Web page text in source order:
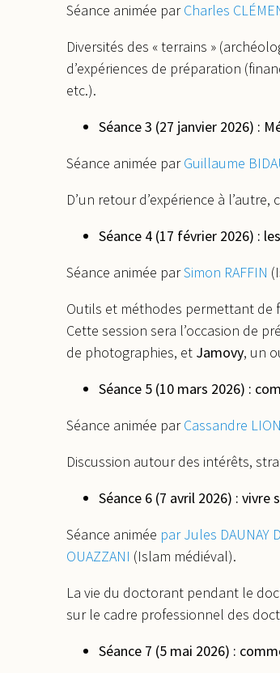
Séance animée parCharles
Diversités des « terrains »
d’expériences de préparation
etc.).
Séance 3 (27 janvier 2026) :
Séance animée parGuillaume
D’un retour d’expérience à
Séance 4 (17 février 2026) :
Séance animée parSimon RAFFIN
Outils et méthodes permettant de
Cette session sera l’occasion de
de photographies, et Jamovy, un
Séance 5 (10 mars 2026) :
Séance animée parCassandre
Discussion autour des intérêts,
Séance 6 (7 avril 2026) : vivre
Séance animée parJules DAUNAY
OUAZZANI (Islam médiéval).
La vie du doctorant pendant le
sur le cadre professionnel des
Séance 7 (5 mai 2026) :